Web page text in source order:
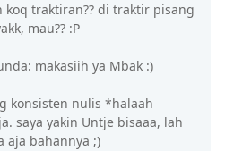
koq traktiran?? di traktir pisang
mau?? :P
makasiih ya Mbak :)
konsisten nulis *halaah
saya yakin Untje bisaaa, lah
aja bahannya ;)